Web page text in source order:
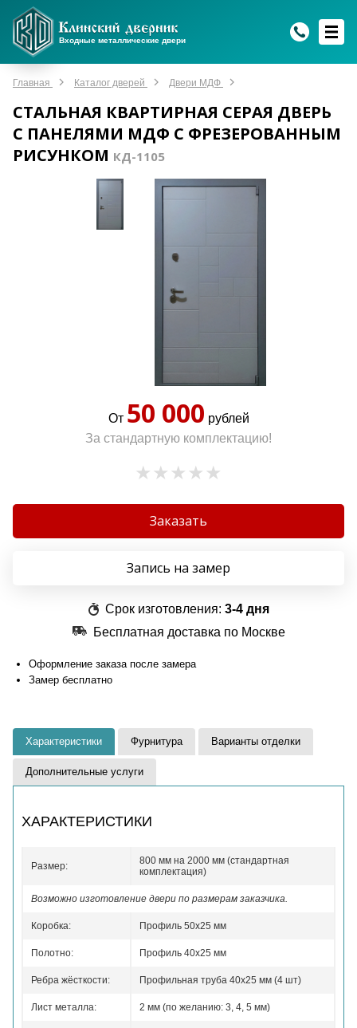
Входные металлические двери
Главная Каталог дверей Двери МДФ
СТАЛЬНАЯ КВАРТИРНАЯ СЕРАЯ ДВЕРЬ
С ПАНЕЛЯМИ МДФ С ФРЕЗЕРОВАННЫМ
РИСУНКОМ КД-1105
От 50 000 рублей
За стандартную комплектацию!
Заказать
Запись на замер
Срок изготовления: 3-4 дня
Бесплатная доставка по Москве
Оформление заказа после замера
Замер бесплатно
Характеристики Фурнитура Варианты отделки
Дополнительные услуги
ХАРАКТЕРИСТИКИ
Размер:
800 мм на 2000 мм (стандартная
комплектация)
Возможно изготовление двери по размерам заказчика.
Коробка: Профиль 50x25 мм
Полотно: Профиль 40x25 мм
Ребра жёсткости: Профильная труба 40х25 мм (4 шт)
Лист металла: 2 мм (по желанию: 3, 4, 5 мм)
Max
Мы онлайн!
WhatsApp
Мы онлайн!
Telegram
Мы онлайн!
Max
Мы онлайн!
WhatsApp
Мы онлайн!